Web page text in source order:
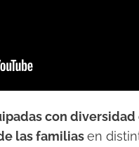
con
las familiasen